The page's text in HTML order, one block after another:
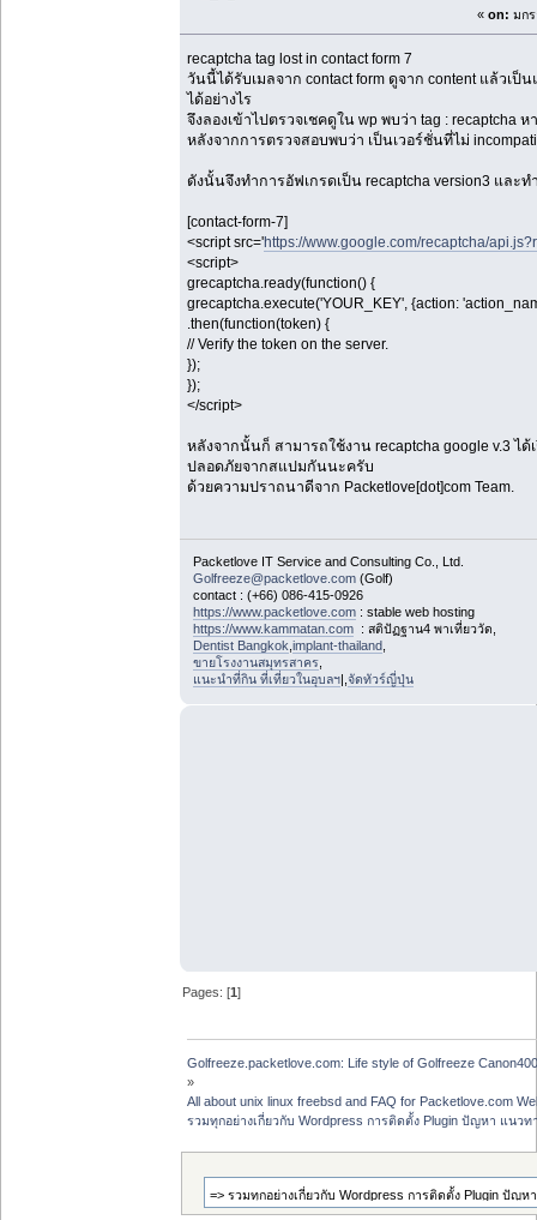
« on: มก
recaptcha tag lost in contact form 7
วันนี้ได้รับเมลจาก contact form ดูจาก content แล้วเ
ได้อย่างไร
จึงลองเข้าไปตรวจเชคดูใน wp พบว่า tag : recaptcha
หลังจากการตรวจสอบพบว่า เป็นเวอร์ชั่นที่ไม่
ดังนั้นจึงทำการอัฟเกรดเป็น recaptcha version3 และท
[contact-form-7]
<script src='https://www.google.com/recaptcha/
<script>
grecaptcha.ready(function() {
grecaptcha.execute('YOUR_KEY', {action:
.then(function(token) {
// Verify the token on the server.
});
});
</script>
หลังจากนั้นก็ สามารถใช้งาน recaptcha google v.3 ได้
ปลอดภัยจากสแปมกันนะครับ
ด้วยความปราถนาดีจาก Packetlove[dot]com Team.
Packetlove IT Service and Consulting Co., Ltd.
Golfreeze@packetlove.com(Golf)
contact : (+66) 086-415-0926
https://www.packetlove.com: stable web hosting
https://www.kammatan.com: สติปัฏฐาน4 พาเที่ยววัด,
Dentist Bangkok implant-thailand,
ขายโรงงานสมุทรสาคร,
แนะนำที่กิน ที่เที่ยวในอุบลฯ|, จัดทัวร์ญี่ปุ่น
Pages: [1]
Golfreeze.packetlove.com: Life style of Golfreeze
»
All about unix linux freebsd and FAQ for Packetlove.com
รวมทุกอย่างเกี่ยวกับ Wordpress การติดตั้ง Plugin ปัญหา แนวท